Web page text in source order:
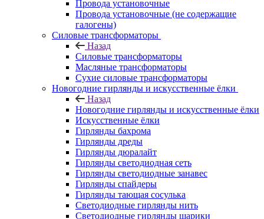
Провода установочные
Провода установочные (не содержащие
галогены)
Силовые трансформаторы
Назад
Силовые трансформаторы
Масляные трансформаторы
Сухие силовые трансформаторы
Новогодние гирлянды и искусственные ёлки
Назад
Новогодние гирлянды и искусственные ёлки
Искусственные ёлки
Гирлянды бахрома
Гирлянды дреды
Гирлянды дюралайт
Гирлянды светодиодная сеть
Гирлянды светодиодные занавес
Гирлянды спайдеры
Гирлянды тающая сосулька
Светодиодные гирлянды нить
Светодиодные гирлянды шарики